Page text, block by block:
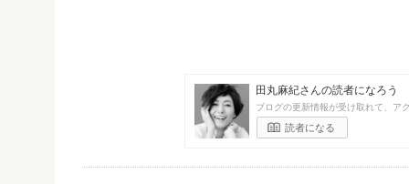
田丸麻紀さんの読者になろう
ブログの更新情報が受け取れて、ア
読者になる